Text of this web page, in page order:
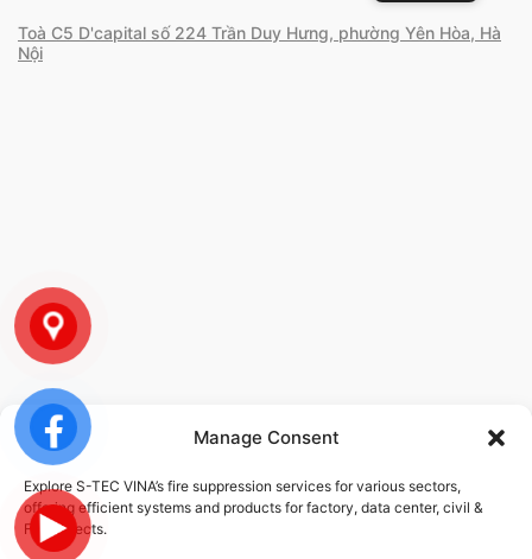
Manage Consent
Explore S-TEC VINA’s fire suppression services for various sectors,
offering efficient systems and products for factory, data center, civil &
FDI projects.
Toà C5 D'capital số 224 Trần Duy Hưng, phường Yên Hòa, Hà
Nội
POLICY
Privacy Policy
Service Policy